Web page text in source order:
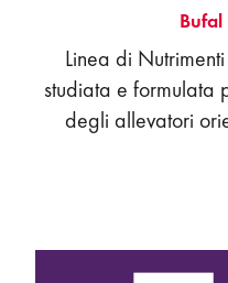
Bufal
Linea di
studiata e formulata
degli allevatori